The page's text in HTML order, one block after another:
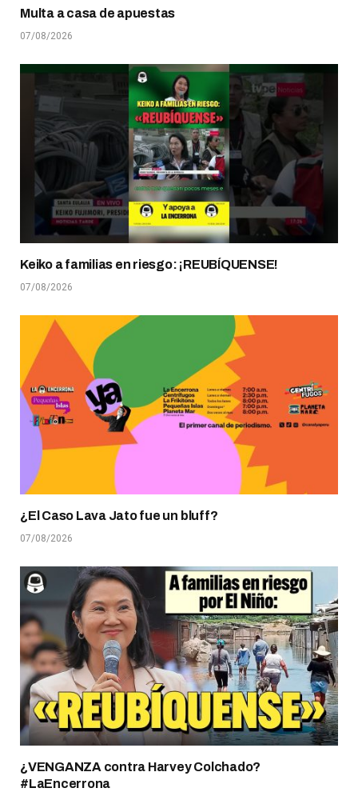
Multa a casa de apuestas
07/08/2026
Keiko a familias en riesgo: ¡REUBÍQUENSE!
07/08/2026
¿El Caso Lava Jato fue un bluff?
07/08/2026
¿VENGANZA contra Harvey Colchado?
#LaEncerrona